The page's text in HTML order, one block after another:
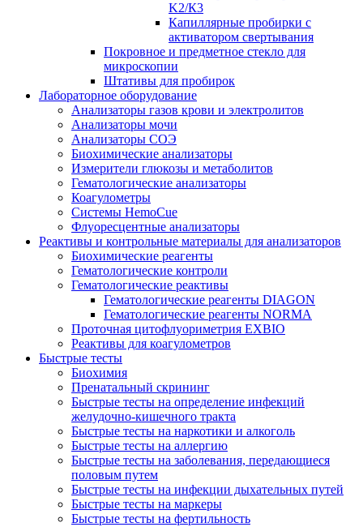
K2/К3
Капиллярные пробирки с
активатором свертывания
Покровное и предметное стекло для
микроскопии
Штативы для пробирок
Лабораторное оборудование
Анализаторы газов крови и электролитов
Анализаторы мочи
Анализаторы СОЭ
Биохимические анализаторы
Измерители глюкозы и метаболитов
Гематологические анализаторы
Коагулометры
Системы HemoCue
Флуоресцентные анализаторы
Реактивы и контрольные материалы для анализаторов
Биохимические реагенты
Гематологические контроли
Гематологические реактивы
Гематологические реагенты DIAGON
Гематологические реагенты NORMA
Проточная цитофлуориметрия EXBIO
Реактивы для коагулометров
Быстрые тесты
Биохимия
Пренатальный скрининг
Быстрые тесты на определение инфекций
желудочно-кишечного тракта
Быстрые тесты на наркотики и алкоголь
Быстрые тесты на аллергию
Быстрые тесты на заболевания, передающиеся
половым путем
Быстрые тесты на инфекции дыхательных путей
Быстрые тесты на маркеры
Быстрые тесты на фертильность